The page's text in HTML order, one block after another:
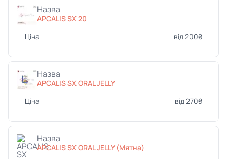
Назва
APCALIS SX 20
Ціна
від 200₴
Назва
APCALIS SX ORAL JELLY
Ціна
від 270₴
Назва
APCALIS SX ORAL JELLY (Мятна)